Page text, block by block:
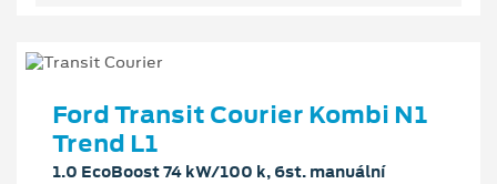
Ford Transit Courier Kombi N1
Trend L1
1.0 EcoBoost 74 kW/100 k, 6st. manuální